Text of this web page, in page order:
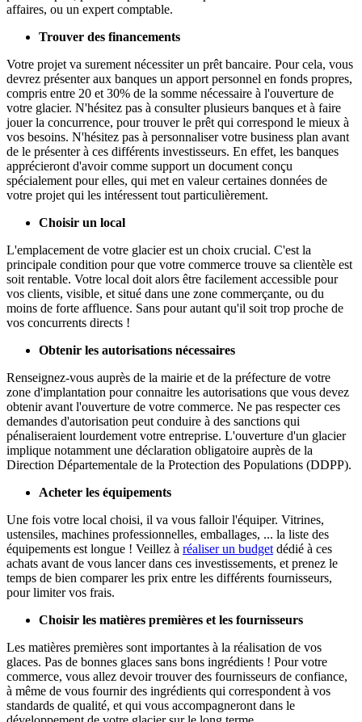
affaires, ou un expert comptable.
Trouver des financements
Votre projet va surement nécessiter un prêt bancaire. Pour cela, vous
devrez présenter aux banques un apport personnel en fonds propres,
compris entre 20 et 30% de la somme nécessaire à l'ouverture de
votre glacier. N'hésitez pas à consulter plusieurs banques et à faire
jouer la concurrence, pour trouver le prêt qui correspond le mieux à
vos besoins. N'hésitez pas à personnaliser votre business plan avant
de le présenter à ces différents investisseurs. En effet, les banques
apprécieront d'avoir comme support un document conçu
spécialement pour elles, qui met en valeur certaines données de
votre projet qui les intéressent tout particulièrement.
Choisir un local
L'emplacement de votre glacier est un choix crucial. C'est la
principale condition pour que votre commerce trouve sa clientèle est
soit rentable. Votre local doit alors être facilement accessible pour
vos clients, visible, et situé dans une zone commerçante, ou du
moins de forte affluence. Sans pour autant qu'il soit trop proche de
vos concurrents directs !
Obtenir les autorisations nécessaires
Renseignez-vous auprès de la mairie et de la préfecture de votre
zone d'implantation pour connaitre les autorisations que vous devez
obtenir avant l'ouverture de votre commerce. Ne pas respecter ces
demandes d'autorisation peut conduire à des sanctions qui
pénaliseraient lourdement votre entreprise. L'ouverture d'un glacier
implique notamment une déclaration obligatoire auprès de la
Direction Départementale de la Protection des Populations (DDPP).
Acheter les équipements
Une fois votre local choisi, il va vous falloir l'équiper. Vitrines,
ustensiles, machines professionnelles, emballages, ... la liste des
équipements est longue ! Veillez à réaliser un budget dédié à ces
achats avant de vous lancer dans ces investissements, et prenez le
temps de bien comparer les prix entre les différents fournisseurs,
pour limiter vos frais.
Choisir les matières premières et les fournisseurs
Les matières premières sont importantes à la réalisation de vos
glaces. Pas de bonnes glaces sans bons ingrédients ! Pour votre
commerce, vous allez devoir trouver des fournisseurs de confiance,
à même de vous fournir des ingrédients qui correspondent à vos
standards de qualité, et qui vous accompagneront dans le